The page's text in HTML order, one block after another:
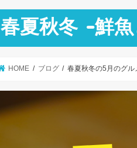
春夏秋冬 -鮮
HOME ブログ 春夏秋冬の5月のグル